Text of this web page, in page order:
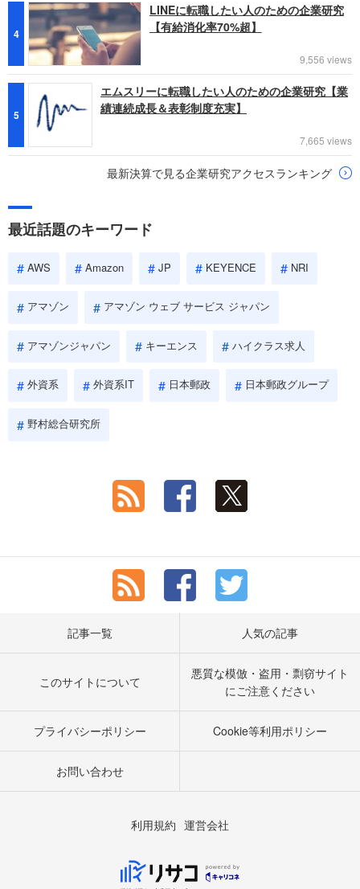
4
LINEに転職したい人のための企業研究
【有給消化率70%超】
9,556 views
5
エムスリーに転職したい人のための企業研究【業
績連続成長＆表彰制度充実】
7,665 views
最新決算で見る企業研究アクセスランキング
最近話題のキーワード
AWS Amazon JP KEYENCE NRI
アマゾン アマゾン ウェブ サービス ジャパン
アマゾンジャパン キーエンス ハイクラス求人
外資系 外資系IT 日本郵政 日本郵政グループ
野村総合研究所
記事一覧 人気の記事
このサイトについて
悪質な模倣・盗用・剽窃サイト
にご注意ください
プライバシーポリシー Cookie等利用ポリシー
お問い合わせ
利用規約 運営会社